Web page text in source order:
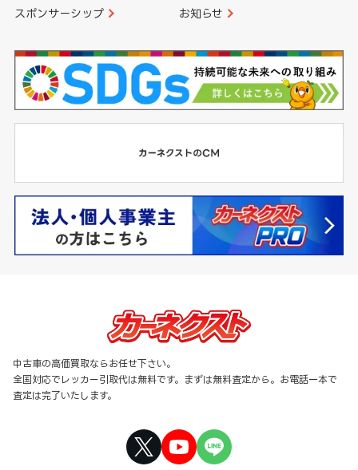
スポンサーシップ お知らせ
中古車の高価買取ならお任せ下さい。
全国対応でレッカー引取代は無料です。まずは無料査定から。お電話一本で
査定は完了いたします。